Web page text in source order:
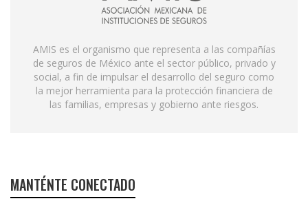
AMIS es el organismo que representa a las compañías
de seguros de México ante el sector público, privado y
social, a fin de impulsar el desarrollo del seguro como
la mejor herramienta para la protección financiera de
las familias, empresas y gobierno ante riesgos.
MANTÉNTE CONECTADO